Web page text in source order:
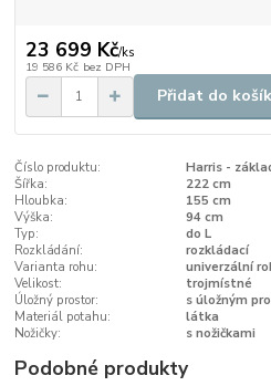
23 699 Kč/ks
19 586 Kč bez DPH
Přidat do
Číslo produktu:
Harris -
Šířka:
222 cm
Hloubka:
155 cm
Výška:
94 cm
Typ:
do L
Rozkládání:
rozkládací
Varianta rohu:
univerzální
Velikost:
trojmístné
Úložný prostor:
s úložným
Materiál potahu:
látka
Nožičky:
s nožičkami
Podobné produkty